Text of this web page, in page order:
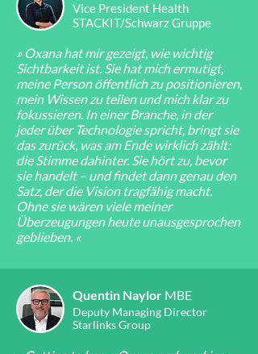
Vice President Health
STACKIT/Schwarz Gruppe
» Oxana hat mir gezeigt, wie wichtig
Sichtbarkeit ist. Sie hat mich ermutigt,
meine Person öffentlich zu positionieren,
mein Wissen zu teilen und mich klar zu
fokussieren. In einer Branche, in der
jeder über Technologie spricht, bringt sie
das zurück, was am Ende wirklich zählt:
die Stimme dahinter. Sie hört zu, bevor
sie handelt – und findet dann genau den
Satz, der die Vision tragfähig macht.
Ohne sie wären viele meiner
Überzeugungen heute unausgesprochen
geblieben. «
Quentin Naylor MBE
Deputy Managing Director
Starlinks Group